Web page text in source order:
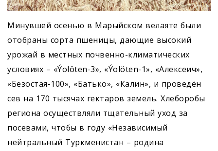
Минувшей осенью в Марыйском велаяте были
отобраны сорта пшеницы, дающие высокий
урожай в местных почвенно-климатических
условиях – «Ýolöten-3», «Ýolöten-1», «Алексеич»,
«Безостая-100», «Батько», «Калин», и проведён
сев на 170 тысячах гектаров земель. Хлеборобы
региона осуществляли тщательный уход за
посевами, чтобы в году «Независимый
нейтральный Туркменистан – родина